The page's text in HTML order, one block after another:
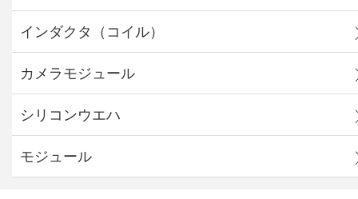
インダクタ（コイル）
カメラモジュール
シリコンウエハ
モジュール